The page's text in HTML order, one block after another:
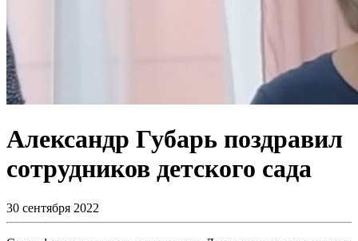
Александр Губарь поздравил
сотрудников детского сада
30 сентября 2022